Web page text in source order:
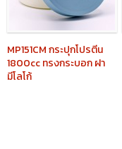
MP151CMกระปุกโปรตีน
1800cc ทรงกระบอก ฝา
มีโลโก้